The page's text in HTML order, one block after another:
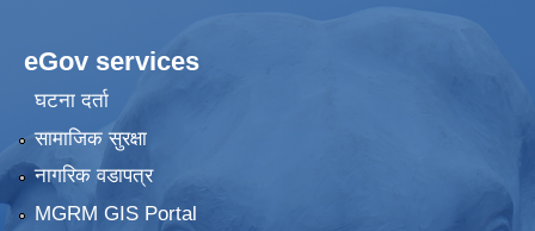
eGov services
घटना दर्ता
सामाजिक सुरक्षा
नागरिक वडापत्र
MGRM GIS Portal